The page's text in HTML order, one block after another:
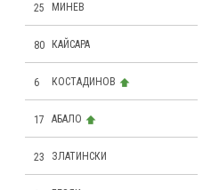
25 МИНЕВ
80 КАЙСАРА
6 КОСТАДИНОВ
17 АБАЛО
23 ЗЛАТИНСКИ